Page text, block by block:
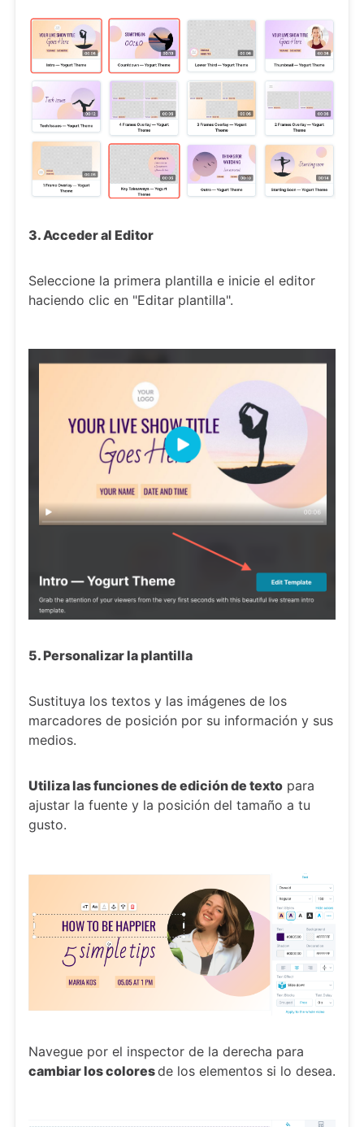
3. Acceder al Editor
Seleccione la primera plantilla e inicie el editor
haciendo clic en "Editar plantilla".
5. Personalizar la plantilla
Sustituya los textos y las imágenes de los
marcadores de posición por su información y sus
medios.
Utiliza las funciones de edición de texto para
ajustar la fuente y la posición del tamaño a tu
gusto.
Navegue por el inspector de la derecha para
cambiar los coloresde los elementos si lo desea.